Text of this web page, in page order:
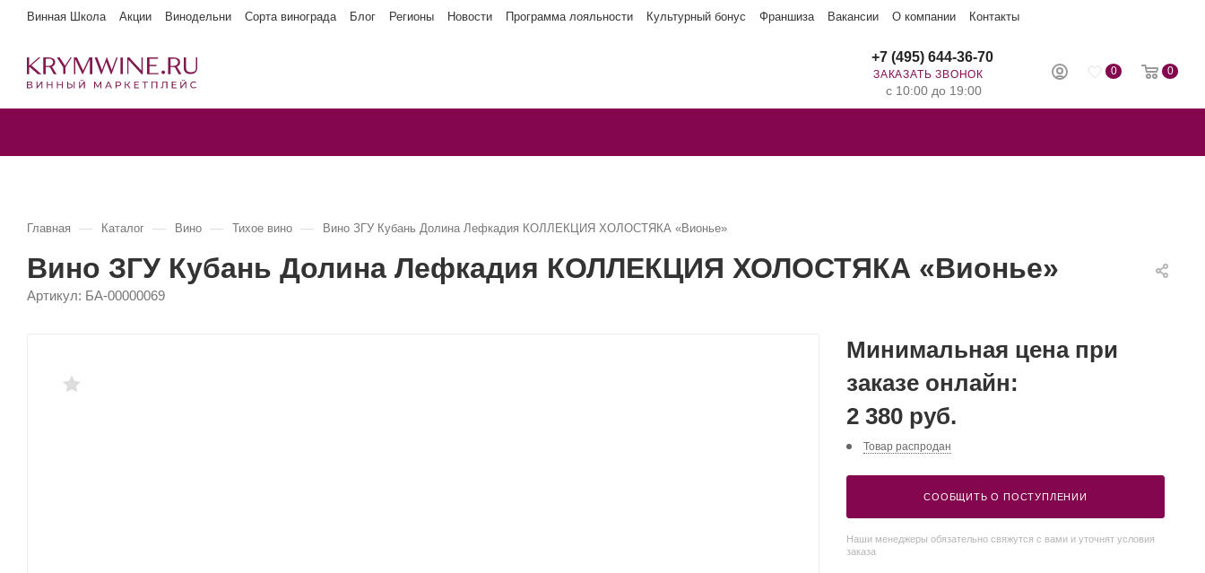
Винная Школа Акции Винодельни Сорта винограда Блог Регионы Новости Программа лояльности Культурный бонус Франшиза Вакансии О компании Контакты
0 0
+7 (495) 644-36-70
ЗАКАЗАТЬ ЗВОНОК
с 10:00 до 19:00
Главная — Каталог — Вино — Тихое вино — Вино ЗГУ Кубань Долина Лефкадия КОЛЛЕКЦИЯ ХОЛОСТЯКА «Вионье»
Вино ЗГУ Кубань Долина Лефкадия КОЛЛЕКЦИЯ ХОЛОСТЯКА «Вионье»
Артикул: БА-00000069
Минимальная цена при
заказе онлайн:
2 380 руб.
Товар распродан
СООБЩИТЬ О ПОСТУПЛЕНИИ
Наши менеджеры обязательно свяжутся с вами и уточнят условия
заказа